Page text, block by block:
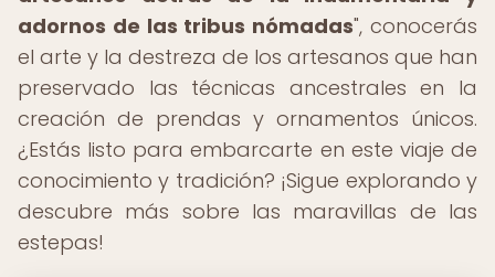
adornos de las tribus nómadas", conocerás
el arte y la destreza de los artesanos que han
preservado las técnicas ancestrales en la
creación de prendas y ornamentos únicos.
¿Estás listo para embarcarte en este viaje de
conocimiento y tradición? ¡Sigue explorando y
descubre más sobre las maravillas de las
estepas!